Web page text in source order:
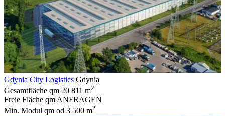
Gdynia City Logistics Gdynia
Gesamtfläche qm 20 811 m2
Freie Fläche qm ANFRAGEN
Min. Modul qm od 3 500 m2